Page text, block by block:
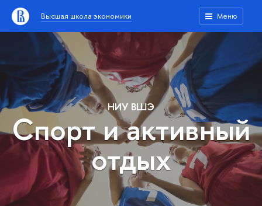
Высшая школа экономики Меню
НИУ ВШЭ
Спорт и активный
отдых